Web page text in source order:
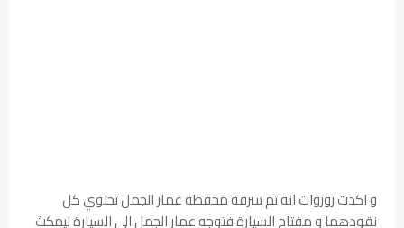
و اكدت روروات انه تم سرقة محفظة عمار الجمل تحتوي كل
نقودهما و مفتاح السيارة فتوجه عمار الجمل الى السيارة ليمكث